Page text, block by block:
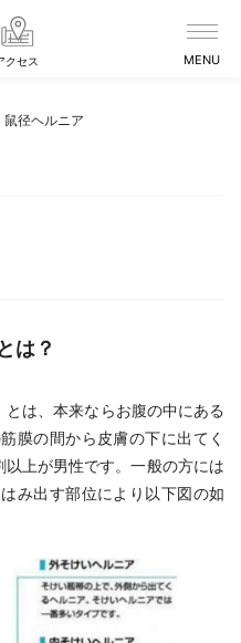
クセス
鼠径ヘルニア
は？
とは、本来ならお腹の中にある
膜の間から皮膚の下に出てく
上が男性です。一般の方には
み出す部位により以下図の如